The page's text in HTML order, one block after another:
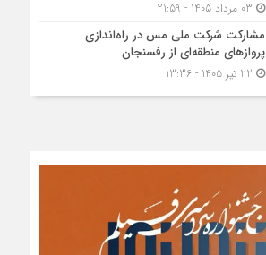
مشارکت شرکت ملی مس در راه‌اندازی
پروازهای منطقه‌ای از رفسنجان